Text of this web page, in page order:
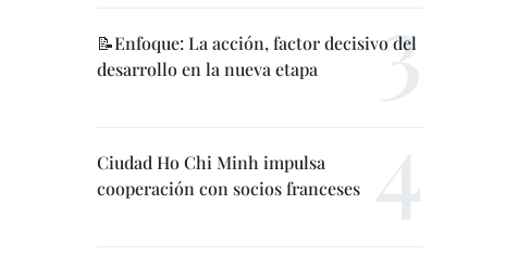
📝Enfoque: La acción, factor decisivo del
desarrollo en la nueva etapa
Ciudad Ho Chi Minh impulsa
cooperación con socios franceses